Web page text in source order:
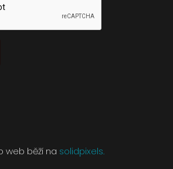
web běží na solidpixels.